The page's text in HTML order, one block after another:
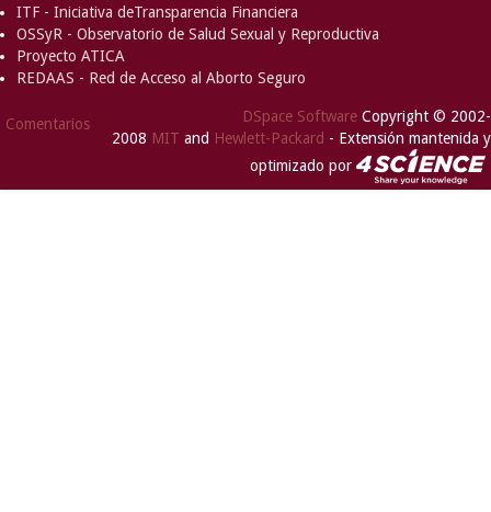
ITF - Iniciativa deTransparencia Financiera
OSSyR - Observatorio de Salud Sexual y Reproductiva
Proyecto ATICA
REDAAS - Red de Acceso al Aborto Seguro
Comentarios DSpace Software Copyright © 2002-
2008 MIT and Hewlett-Packard - Extensión mantenida y
optimizado por